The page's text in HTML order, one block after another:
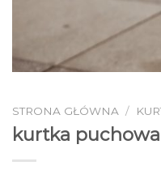
STRONA GŁÓWNA /
kurtka